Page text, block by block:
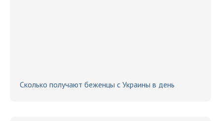
Сколько получают беженцы с Украины в день